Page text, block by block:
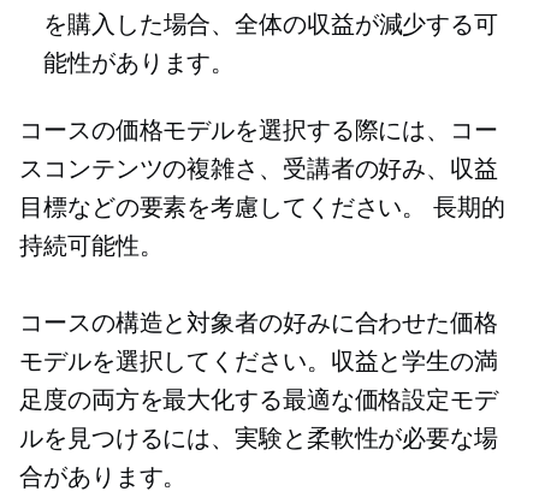
を購入した場合、全体の収益が減少する可
能性があります。
コースの価格モデルを選択する際には、コー
スコンテンツの複雑さ、受講者の好み、収益
目標などの要素を考慮してください。長期的
持続可能性。
コースの構造と対象者の好みに合わせた価格
モデルを選択してください。収益と学生の満
足度の両方を最大化する最適な価格設定モデ
ルを見つけるには、実験と柔軟性が必要な場
合があります。